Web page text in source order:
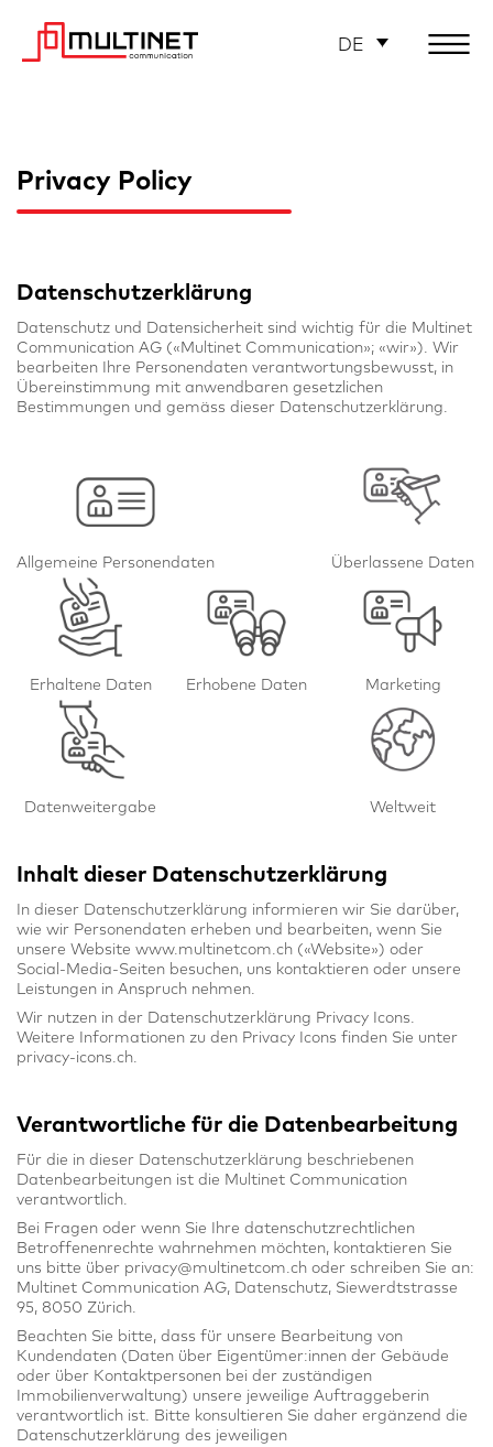
DE
Privacy Policy
Datenschutzerklärung
Datenschutz und Datensicherheit sind wichtig für die Multinet
Communication AG («Multinet Communication»; «wir»). Wir
bearbeiten Ihre Personendaten verantwortungsbewusst, in
Übereinstimmung mit anwendbaren gesetzlichen
Bestimmungen und gemäss dieser Datenschutzerklärung.
Allgemeine Personendaten Überlassene Daten
Erhaltene Daten Erhobene Daten Marketing
Datenweitergabe Weltweit
Inhalt dieser Datenschutzerklärung
In dieser Datenschutzerklärung informieren wir Sie darüber,
wie wir Personendaten erheben und bearbeiten, wenn Sie
unsere Website www.multinetcom.ch («Website») oder
Social-Media-Seiten besuchen, uns kontaktieren oder unsere
Leistungen in Anspruch nehmen.
Wir nutzen in der Datenschutzerklärung Privacy Icons.
Weitere Informationen zu den Privacy Icons finden Sie unter
privacy-icons.ch.
Verantwortliche für die Datenbearbeitung
Für die in dieser Datenschutzerklärung beschriebenen
Datenbearbeitungen ist die Multinet Communication
verantwortlich.
Bei Fragen oder wenn Sie Ihre datenschutzrechtlichen
Betroffenenrechte wahrnehmen möchten, kontaktieren Sie
uns bitte über privacy@multinetcom.ch oder schreiben Sie an:
Multinet Communication AG, Datenschutz, Siewerdtstrasse
95, 8050 Zürich.
Beachten Sie bitte, dass für unsere Bearbeitung von
Kundendaten (Daten über Eigentümer:innen der Gebäude
oder über Kontaktpersonen bei der zuständigen
Immobilienverwaltung) unsere jeweilige Auftraggeberin
verantwortlich ist. Bitte konsultieren Sie daher ergänzend die
Datenschutzerklärung des jeweiligen